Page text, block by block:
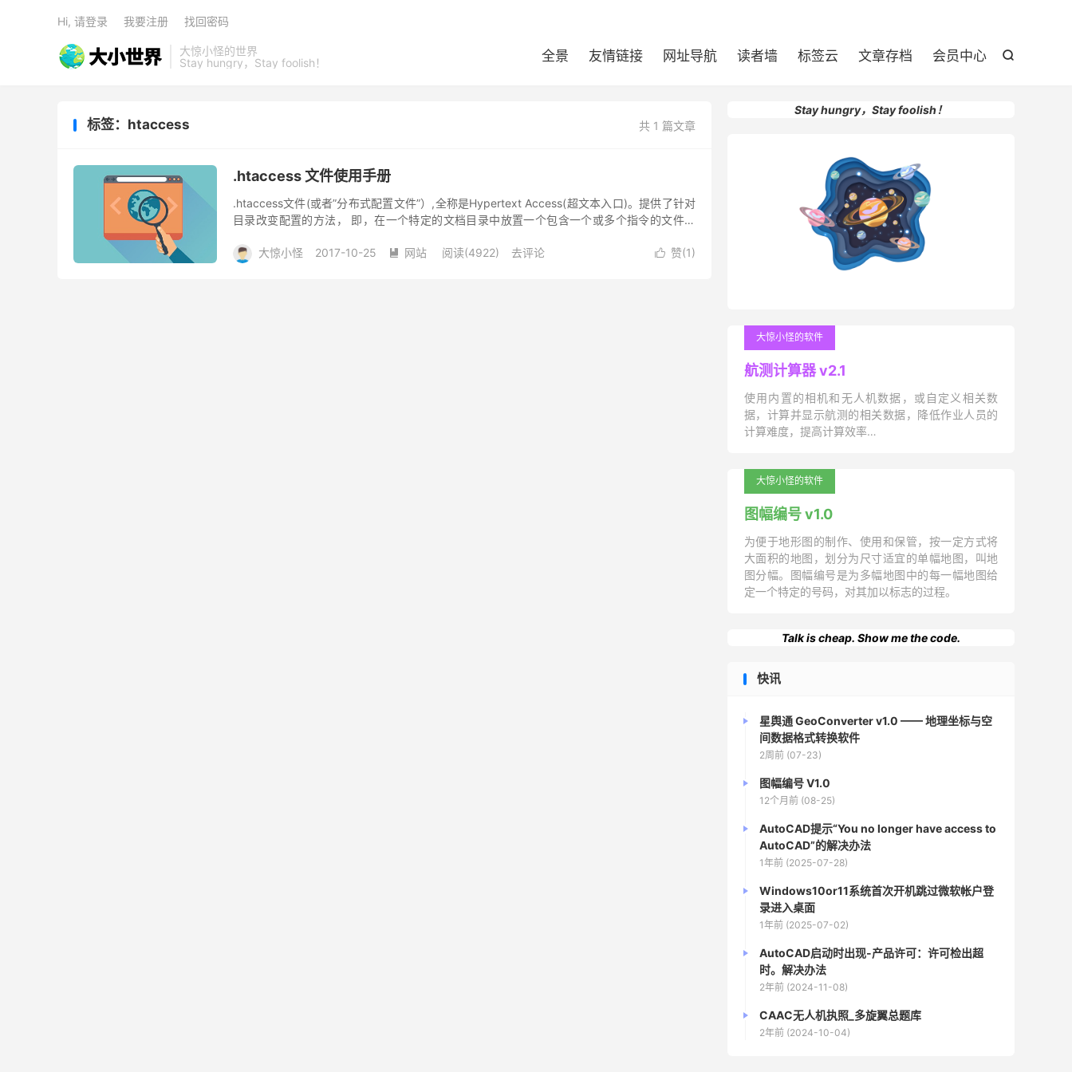
大惊小怪的世界
Stay hungry，Stay foolish！

全景 友情链接 网址导航 读者墙 标签云 文章存档 会员中心
Hi, 请登录 我要注册 找回密码
共 1 篇文章
标签：htaccess
.htaccess 文件使用手册
.htaccess文件(或者”分布式配置文件”）,全称是Hypertext Access(超文本入口)。提供了针对
目录改变配置的方法， 即，在一个特定的文档目录中放置一个包含一个或多个指令的文件，
 赞(1)
大惊小怪 2017-10-25  网站 阅读(4922) 去评论
Stay hungry，Stay foolish！
大惊小怪的软件
航测计算器 v2.1
使用内置的相机和无人机数据，或自定义相关数
据，计算并显示航测的相关数据，降低作业人员的
计算难度，提高计算效率…
大惊小怪的软件
图幅编号 v1.0
为便于地形图的制作、使用和保管，按一定方式将
大面积的地图，划分为尺寸适宜的单幅地图，叫地
图分幅。图幅编号是为多幅地图中的每一幅地图给
定一个特定的号码，对其加以标志的过程。
Talk is cheap. Show me the code.
快讯
星舆通 GeoConverter v1.0 —— 地理坐标与空
间数据格式转换软件
2周前 (07-23)
图幅编号 V1.0
12个月前 (08-25)
AutoCAD提示“You no longer have access to
AutoCAD”的解决办法
1年前 (2025-07-28)
Windows10or11系统首次开机跳过微软帐户登
录进入桌面
1年前 (2025-07-02)
AutoCAD启动时出现-产品许可：许可检出超
时。解决办法
2年前 (2024-11-08)
CAAC无人机执照_多旋翼总题库
2年前 (2024-10-04)